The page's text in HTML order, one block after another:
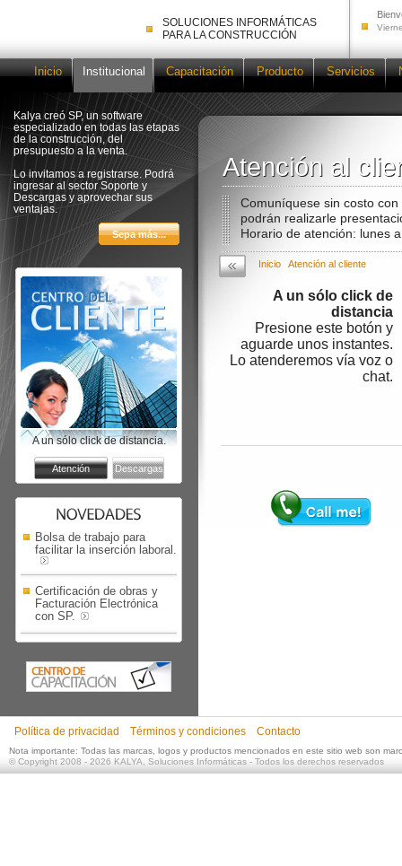
SOLUCIONES INFORMÁTICAS
PARA LA CONSTRUCCIÓN
Inicio Institucional Capacitación Producto Servicios
Kalya creó SP, un software
especializado en todas las etapas
de la construcción, del
presupuesto a la venta.
Lo invitamos a registrarse. Podrá
ingresar al sector Soporte y
Descargas y aprovechar sus
ventajas.
A un sólo click de distancia.
Bolsa de trabajo para
facilitar la inserción laboral.
Certificación de obras y
Facturación Electrónica
con SP.
Atención al
Atención al
Comuníquese sin costo
podrán realizarle
Horario de atención: lunes
Inicio Atención al cliente
A un sólo click de
distancia
Presione este botón y
aguarde unos instantes.
Lo atenderemos vía voz o
chat.
Política de privacidad Términos y condiciones Contacto
Nota importante: Todas las marcas, logos y productos mencionados en este sitio web son
©Copyright 2008 - 2026 KALYA, Soluciones Informáticas- Todos los derechos reservados